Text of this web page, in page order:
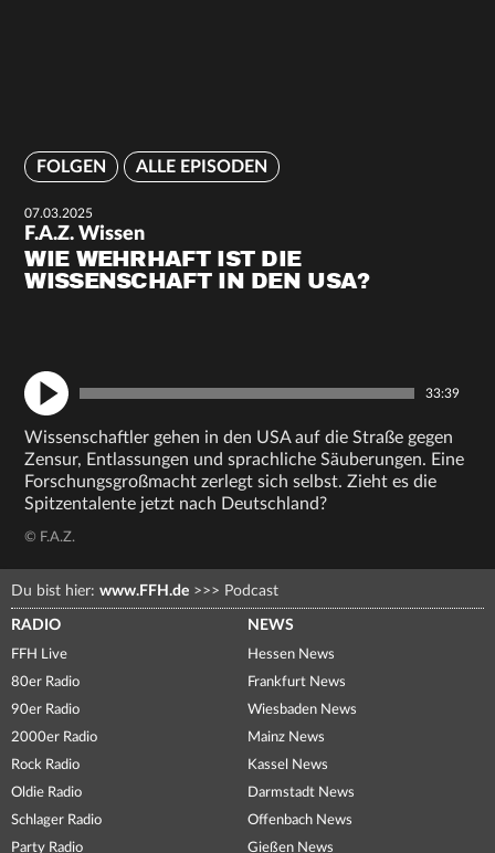
FOLGEN ALLE EPISODEN
07.03.2025
F.A.Z. Wissen
WIE WEHRHAFT IST DIE
WISSENSCHAFT IN DEN USA?
33:39
Wissenschaftler gehen in den USA auf die Straße gegen
Zensur, Entlassungen und sprachliche Säuberungen. Eine
Forschungsgroßmacht zerlegt sich selbst. Zieht es die
Spitzentalente jetzt nach Deutschland?
© F.A.Z.
Du bist hier: www.FFH.de >>> Podcast
RADIO
FFH Live
80er Radio
90er Radio
2000er Radio
Rock Radio
Oldie Radio
Schlager Radio
Party Radio
NEWS
Hessen News
Frankfurt News
Wiesbaden News
Mainz News
Kassel News
Darmstadt News
Offenbach News
Gießen News